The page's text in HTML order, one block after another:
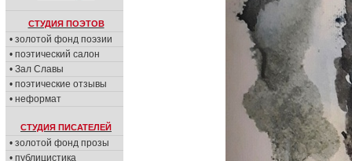
СТУДИЯ ПОЭТОВ
• золотой фонд поэзии
• поэтический салон
• Зал Славы
• поэтические отзывы
• неформат
СТУДИЯ ПИСАТЕЛЕЙ
• золотой фонд прозы
• публицистика